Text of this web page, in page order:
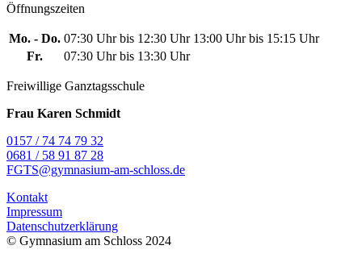
Öffnungszeiten
Mo. - Do. 07:30 Uhr bis 12:30 Uhr 13:00 Uhr bis 15:15 Uhr
Fr.
07:30 Uhr bis 13:30 Uhr
Freiwillige Ganztagsschule
Frau Karen Schmidt
0157 / 74 74 79 32
0681 / 58 91 87 28
FGTS@gymnasium-am-schloss.de
Kontakt
Impressum
Datenschutzerklärung
© Gymnasium am Schloss 2024